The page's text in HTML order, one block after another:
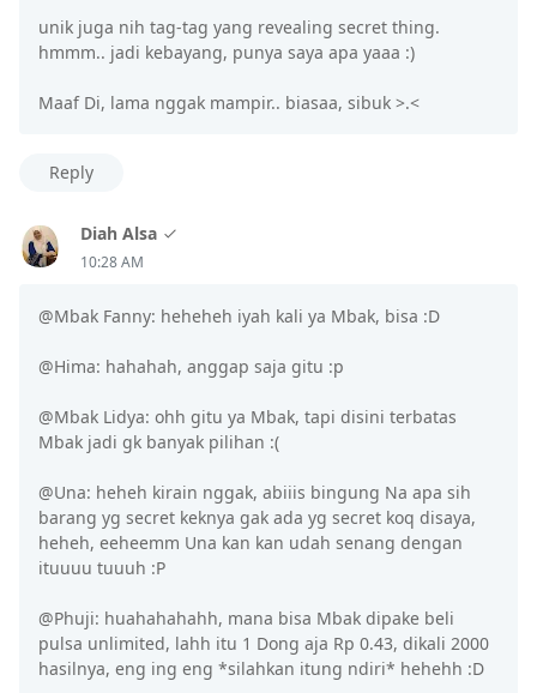
unik juga nih tag-tag yang revealing secret thing.
hmmm.. jadi kebayang, punya saya apa yaaa :)
Maaf Di, lama nggak mampir.. biasaa, sibuk >.<
Reply
Diah Alsa
10:28 AM
@Mbak Fanny: heheheh iyah kali ya Mbak, bisa :D
@Hima: hahahah, anggap saja gitu :p
@Mbak Lidya: ohh gitu ya Mbak, tapi disini terbatas
Mbak jadi gk banyak pilihan :(
@Una: heheh kirain nggak, abiiis bingung Na apa sih
barang yg secret keknya gak ada yg secret koq disaya,
heheh, eeheemm Una kan kan udah senang dengan
ituuuu tuuuh :P
@Phuji: huahahahahh, mana bisa Mbak dipake beli
pulsa unlimited, lahh itu 1 Dong aja Rp 0.43, dikali 2000
hasilnya, eng ing eng *silahkan itung ndiri* hehehh :D